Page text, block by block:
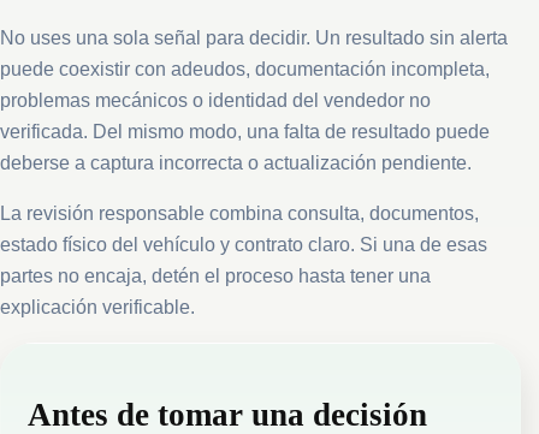
No uses una sola señal para decidir. Un resultado sin alerta
puede coexistir con adeudos, documentación incompleta,
problemas mecánicos o identidad del vendedor no
verificada. Del mismo modo, una falta de resultado puede
deberse a captura incorrecta o actualización pendiente.
La revisión responsable combina consulta, documentos,
estado físico del vehículo y contrato claro. Si una de esas
partes no encaja, detén el proceso hasta tener una
explicación verificable.
Antes de tomar una decisión